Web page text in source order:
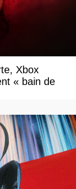
Xbox
« bain de